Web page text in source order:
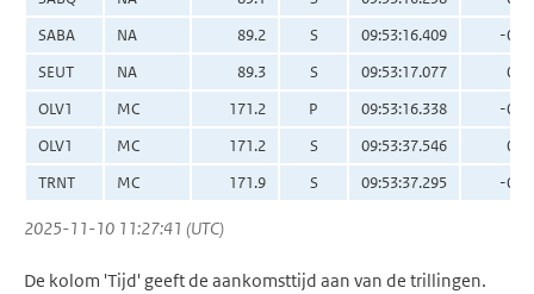
SABA
NA 89.2 S 09:53:16.409
-0.38
SEUT
NA 89.3 S 09:53:17.077
0.26
OLV1
MC 171.2 P 09:53:16.338
-0.45
OLV1
MC 171.2 S 09:53:37.546
0.25
TRNT
MC 171.9 S 09:53:37.295 -0.16
2025-11-10 11:27:41 (UTC)
De kolom 'Tijd' geeft de aankomsttijd aan van de trillingen.